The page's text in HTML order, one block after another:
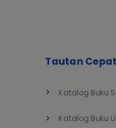
Tautan Cepat
Katalog Buku
Katalog Buku